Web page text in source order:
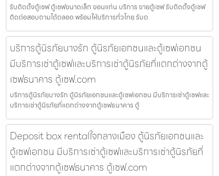
รับติดตั้งตู้เซฟ ตู้เซฟขนาดเล็ก ขอนแก่น บริการ ขายตู้เซฟ รับติดตั้งตู้เซฟ
ติดต่อสอบถามได้ตลอด พร้อมให้บริการทั่วไทย รับต
บริการตู้นิรภัยบางรัก ตู้นิรภัยเอกชนและตู้เซฟเอกชน
มีบริการเช่าตู้เซฟและบริการเช่าตู้นิรภัยที่แตกต่างจากตู้
เซฟธนาคาร ตู้เซฟ.com
บริการตู้นิรภัยบางรัก ตู้นิรภัยเอกชนและตู้เซฟเอกชน มีบริการเช่าตู้เซฟและ
บริการเช่าตู้นิรภัยที่แตกต่างจากตู้เซฟธนาคาร ตู้
Deposit box rentalใจกลางเมือง ตู้นิรภัยเอกชนและ
ตู้เซฟเอกชน มีบริการเช่าตู้เซฟและบริการเช่าตู้นิรภัยที่
แตกต่างจากตู้เซฟธนาคาร ตู้เซฟ.com